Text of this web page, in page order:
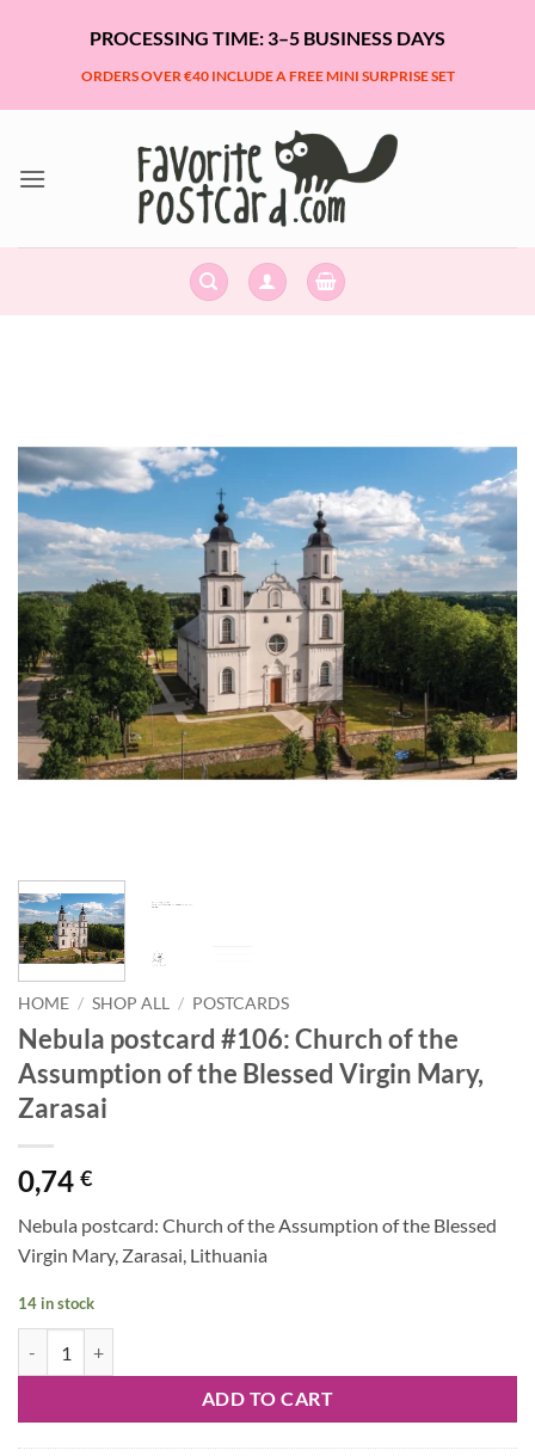
PROCESSING TIME: 3–5 BUSINESS DAYS
ORDERS OVER €40 INCLUDE A FREE MINI SURPRISE SET
HOME / SHOP ALL / POSTCARDS
Nebula postcard #106: Church of the
Assumption of the Blessed Virgin Mary,
Zarasai
0,74 €
Nebula postcard: Church of the Assumption of the Blessed
Virgin Mary, Zarasai, Lithuania
14 in stock
ADD TO CART